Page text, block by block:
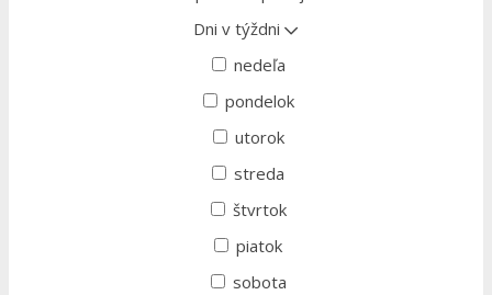
Dni v týždni
nedeľa
pondelok
utorok
streda
štvrtok
piatok
sobota